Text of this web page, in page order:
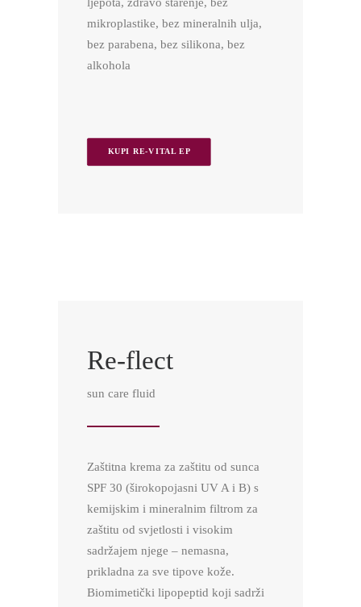
mikroplastike, bez mineralnih ulja,
bez parabena, bez silikona, bez
alkohola
KUPI RE-VITAL EP
Re-flect
sun care fluid
Zaštitna krema za zaštitu od sunca
SPF 30 (širokopojasni UV A i B) s
kemijskim i mineralnim filtrom za
zaštitu od svjetlosti i visokim
sadržajem njege – nemasna,
prikladna za sve tipove kože.
Biomimetički lipopeptid koji sadrži